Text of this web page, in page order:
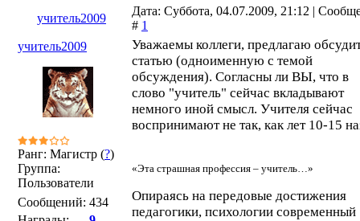
учитель2009
Дата: Суббота, 04.07.2009, 21:12 |
# 1
учитель2009
Ранг: Магистр (?)
Группа:
Пользователи
Сообщений: 434
Уважаемы коллеги, предлагаю
статью (одноименную с темой
обсуждения). Согласны ли ВЫ, что в
слово "учитель" сейчас вкладывают
немного иной смысл. Учителя сейчас
воспринимают не так, как лет 10-15
«Эта страшная профессия – учитель…»
Опираясь на передовые достижения
педагогики, психологии современный